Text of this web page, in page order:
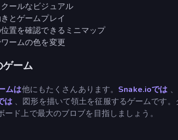
ールなビジュアル
とゲームプレイ
置を確認できるミニマップ
ームの色を変更
ゲーム
ムは他にもたくさんあります。 Snake.ioでは
は 、図形を描いて領土を征服するゲームです。
ード上で最大のブロブを目指しましょう。